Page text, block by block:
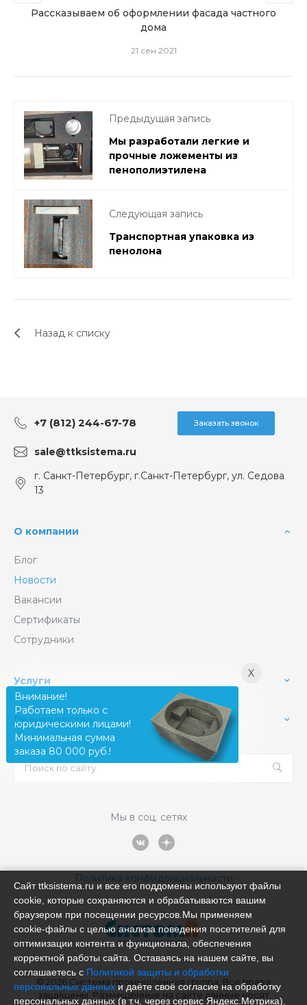
Рассказываем об оформлении фасада частного
дома
21 сен 2021
Предыдущая запись
Мы разработали легкие и
прочные ложементы из
пенополиэтилена
Следующая запись
Транспортная упаковка из
пенолона
Назад к списку
+7 (812) 244-67-78 Заказать звонок
sale@ttksistema.ru
г. Санкт-Петербург, г.Санкт-Петербург, ул. Седова
13
О компании
Блог
Новости
Вакансии
Сертификаты
Сотрудники
Услуги
Производство
Мы в соц. сетях
Политика конфиденциальности
© 2026 Система промышленная группа, Все права
защищены. Размещённые на сайте данные носят
X
Внимание!
Работаем только с
юридическими лицами!
Минимальная сумма
заказа 80 000 руб.!
Сайт ttksistema.ru и все его поддомены используют файлы
cookie, которые сохраняются и обрабатываются вашим
браузером при посещении ресурсов.Мы применяем
cookie‑файлы с целью анализа поведения посетителей для
оптимизации контента и функционала, обеспечения
корректной работы сайта. Оставаясь на нашем сайте, вы
соглашаетесь с Политикой защиты и обработки
персональных данныхи даёте своё согласие на обработку
персональных данных (в т.ч. через сервис Яндекс.Метрика).